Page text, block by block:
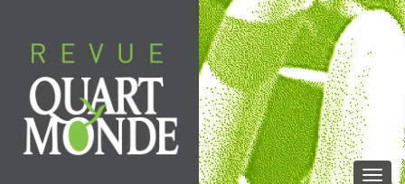
contenu